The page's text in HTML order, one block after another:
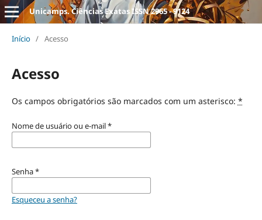
Unicamps. Ciências Exatas ISSN 2965 - 9124
Início / Acesso
Acesso
Os campos obrigatórios são marcados com um asterisco: *
Nome de usuário ou e-mail*
Senha*
Esqueceu a senha?